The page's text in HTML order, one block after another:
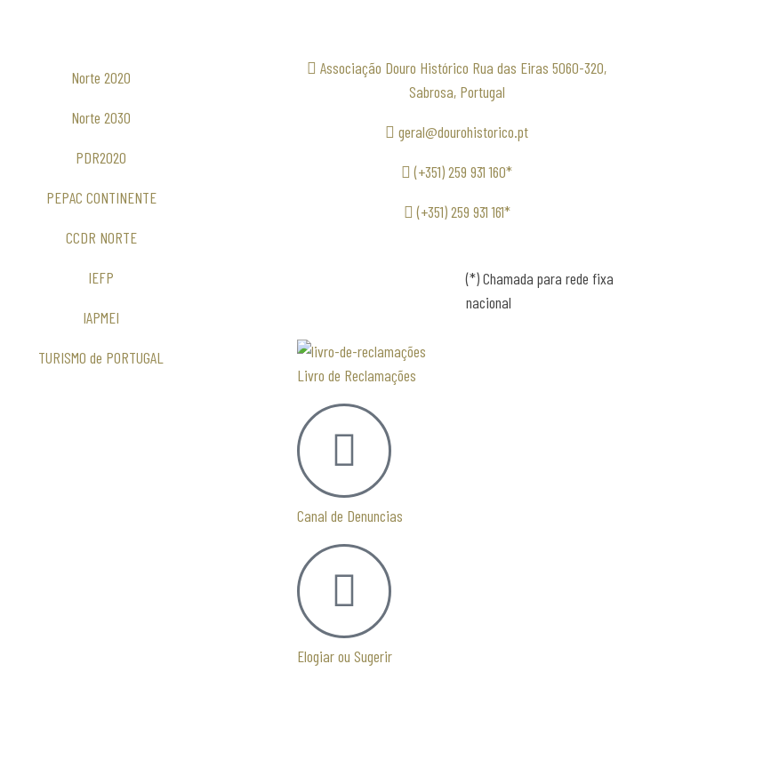
Norte 2020
Norte 2030
PDR2020
PEPAC CONTINENTE
CCDR NORTE
IEFP
IAPMEI
TURISMO de PORTUGAL
Associação Douro Histórico Rua das Eiras 5060-320,
Sabrosa, Portugal
geral@dourohistorico.pt
(+351) 259 931 160*
(+351) 259 931 161*
(*) Chamada para rede fixa
nacional
Livro de Reclamações
Canal de Denuncias
Elogiar ou Sugerir